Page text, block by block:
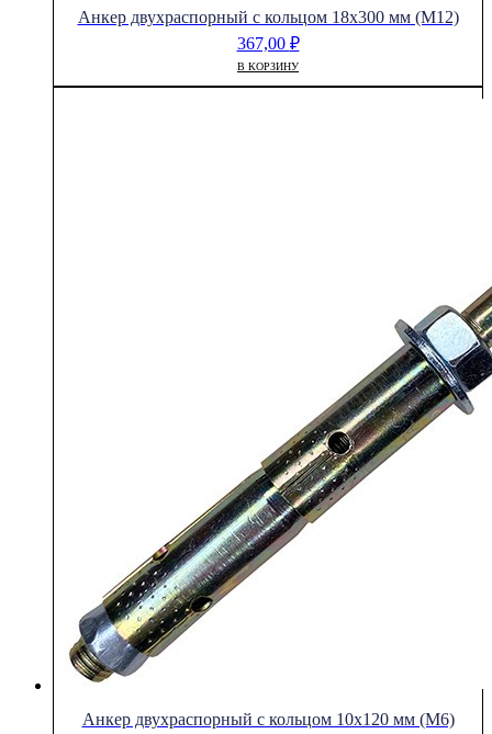
Анкер двухраспорный с кольцом 18х300 мм (М12)
367,00 ₽
В КОРЗИНУ
Анкер двухраспорный с кольцом 10х120 мм (М6)